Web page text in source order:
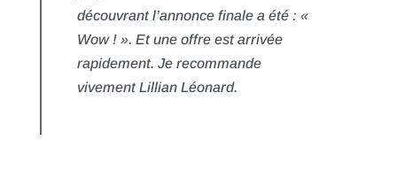
découvrant l’annonce finale a été : «
Wow ! ». Et une offre est arrivée
rapidement. Je recommande
vivement Lillian Léonard.